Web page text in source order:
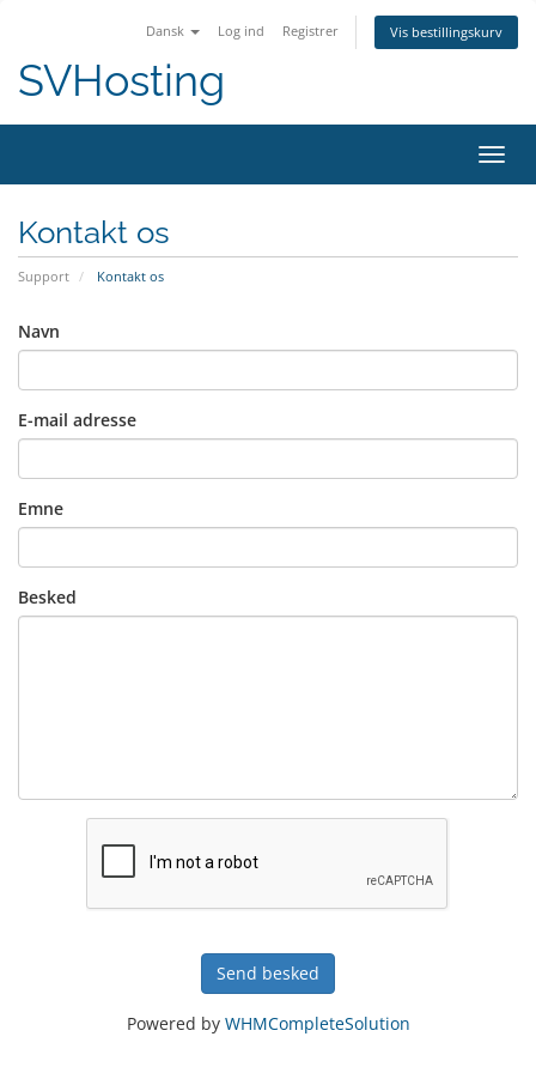
Dansk Log ind Registrer Vis bestillingskurv
SVHosting
Skift
Kontakt os
Support Kontakt os
Navn
E-mail adresse
Emne
Besked
Send besked
Powered by WHMCompleteSolution